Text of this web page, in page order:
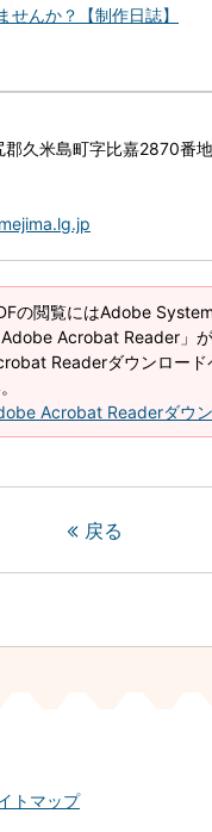
んか？【制作日誌】
久米島町字比嘉2870番地
の閲覧にはAdobe
Adobe Acrobat Reader」
Readerダウンロード
Acrobat Readerダウ
戻る
トマップ